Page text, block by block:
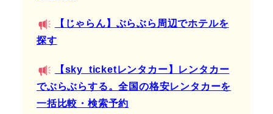
【じゃらん】ぶらぶら周辺でホテルを
探す
【sky_ticketレンタカー】レンタカー
でぶらぶらする。全国の格安レンタカーを
一括比較・検索予約